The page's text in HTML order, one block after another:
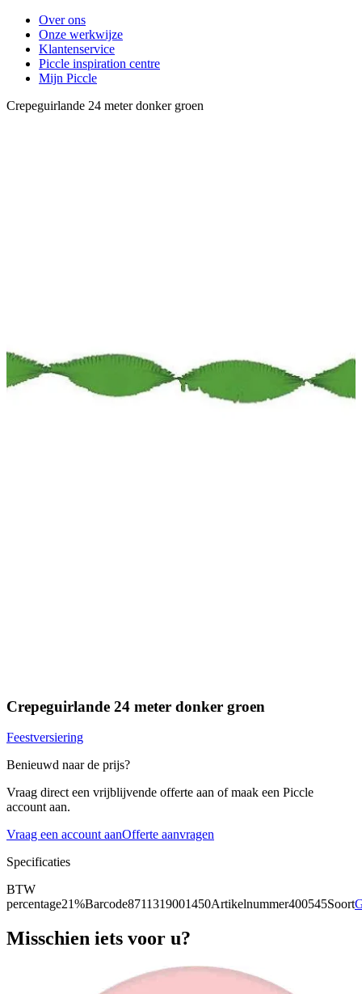
Over ons
Onze werkwijze
Klantenservice
Piccle inspiration centre
Mijn Piccle
Crepeguirlande 24 meter donker groen
Crepeguirlande 24 meter donker groen
Feestversiering
Benieuwd naar de prijs?
Vraag direct een vrijblijvende offerte aan of maak een Piccle
account aan.
Vraag een account aanOfferte aanvragen
Specificaties
BTW
percentage21%Barcode8711319001450Artikelnummer400545Soort
Misschien iets voor u?